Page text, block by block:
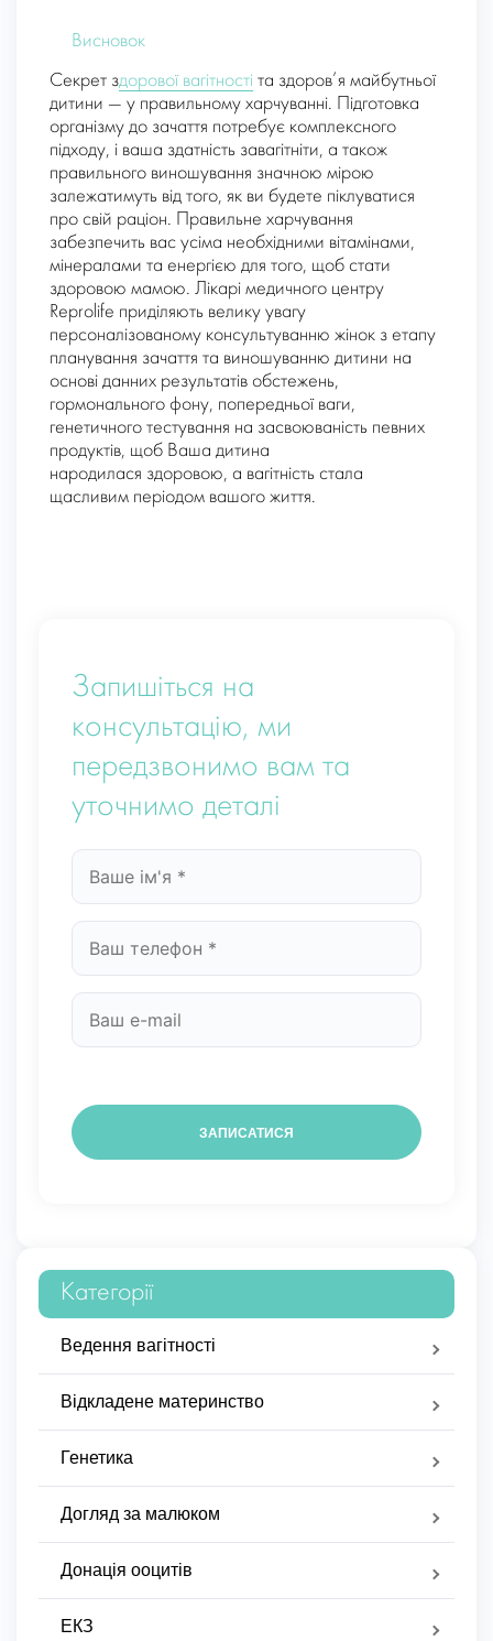
Висновок
Секрет здорової вагітності та здоров’я майбутньої
дитини — у правильному харчуванні. Підготовка
організму до зачаття потребує комплексного
підходу, і ваша здатність завагітніти, а також
правильного виношування значною мірою
залежатимуть від того, як ви будете піклуватися
про свій раціон. Правильне харчування
забезпечить вас усіма необхідними вітамінами,
мінералами та енергією для того, щоб стати
здоровою мамою. Лікарі медичного центру
Reprolife приділяють велику увагу
персоналізованому консультуванню жінок з етапу
планування зачаття та виношуванню дитини на
основі данних результатів обстежень,
гормонального фону, попередньої ваги,
генетичного тестування на засвоюваність певних
продуктів, щоб Ваша дитина
народилася здоровою, а вагітність стала
щасливим періодом вашого життя.
Запишіться на
консультацію, ми
передзвонимо вам та
уточнимо деталі
Категорії
Ведення вагітності
Відкладене материнство
Генетика
Догляд за малюком
Донація ооцитів
ЕКЗ